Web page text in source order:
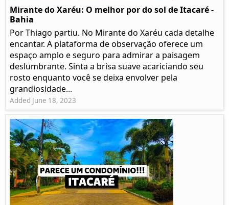
Mirante do Xaréu: O melhor por do sol de Itacaré -
Bahia
Por Thiago partiu. No Mirante do Xaréu cada detalhe
encantar. A plataforma de observação oferece um
espaço amplo e seguro para admirar a paisagem
deslumbrante. Sinta a brisa suave acariciando seu
rosto enquanto você se deixa envolver pela
grandiosidade...
Added June 18, 2023